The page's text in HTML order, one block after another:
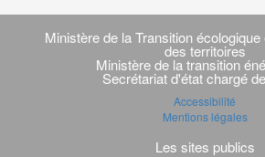
Navigation
transverse
Ministère de la Transition
des territoires
Ministère de la transition
Secrétariat d'état chargé
Accessibilité
Mentions légales
Les sites publics